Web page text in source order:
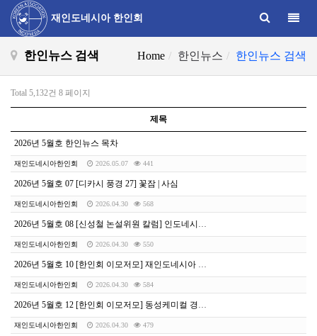
재인도네시아 한인회
한인뉴스 검색 Home 한인뉴스 한인뉴스 검색
Total 5,132건 8 페이지
제목
2026년 5월호 한인뉴스 목차
재인도네시아한인회 2026.05.07 441
2026년 5월호 07 [디카시 풍경 27] 꽃잠 | 사심
재인도네시아한인회 2026.04.30 568
2026년 5월호 08 [신성철 논설위원 칼럼] 인도네시아 석유보조금의 딜레마
재인도네시아한인회 2026.04.30 550
2026년 5월호 10 [한인회 이모저모] 재인도네시아 한인회-K-LAB, 보건 복지 향상을 위한 전략적 파트너십 구축
재인도네시아한인회 2026.04.30 584
2026년 5월호 12 [한인회 이모저모] 동성케미컬 경영진, 재인니 한인회 재방문, “교민 사회와 지속적인 상생 모색”
재인도네시아한인회 2026.04.30 479